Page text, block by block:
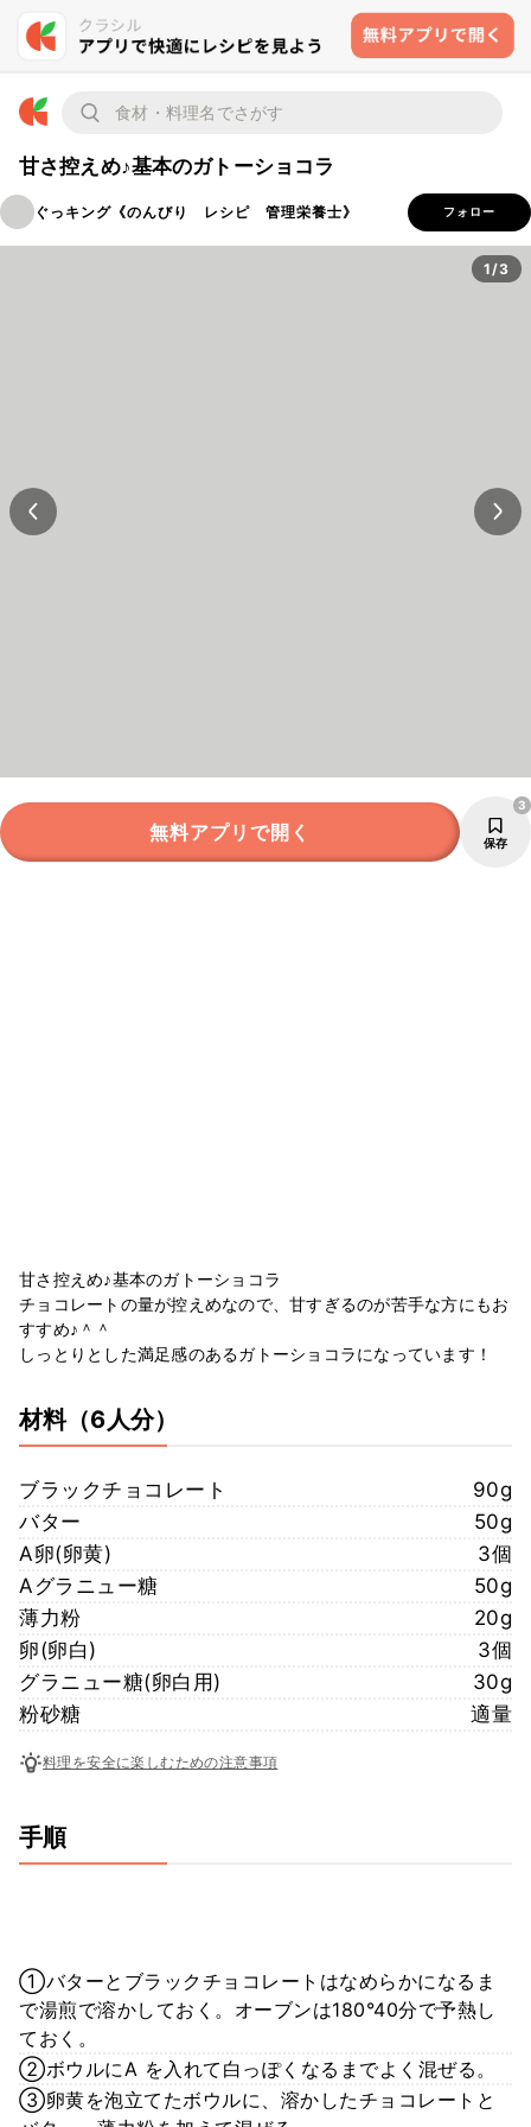
甘さ控えめ♪基本のガトーショコラ
ぐっキング《のんびり レシピ 管理栄養士》 フォロー
1/3
無料アプリで開く 保存
3
甘さ控えめ♪基本のガトーショコラ
チョコレートの量が控えめなので、甘すぎるのが苦手な方にもお
すすめ♪＾＾
しっとりとした満足感のあるガトーショコラになっています！
材料（6人分）
ブラックチョコレート
90g
バター
50g
A卵(卵黄)
3個
Aグラニュー糖
50g
薄力粉
20g
卵(卵白)
3個
グラニュー糖(卵白用)
30g
粉砂糖
適量
料理を安全に楽しむための注意事項
手順
①バターとブラックチョコレートはなめらかになるま
で湯煎で溶かしておく。オーブンは180°40分で予熱し
ておく。
②ボウルにA を入れて白っぽくなるまでよく混ぜる。
③卵黄を泡立てたボウルに、溶かしたチョコレートと